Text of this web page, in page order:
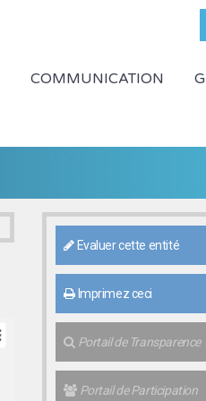
COMMUNICATION
Evaluer cette entité
Imprimez ceci
Portail de Transparence
Portail de Participation